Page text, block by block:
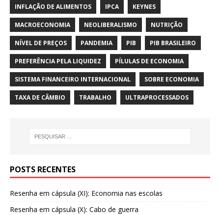
INFLAÇÃO DE ALIMENTOS IPCA KEYNES
MACROECONOMIA NEOLIBERALISMO NUTRIÇÃO
NÍVEL DE PREÇOS PANDEMIA PIB PIB BRASILEIRO
PREFERÊNCIA PELA LIQUIDEZ PÍLULAS DE ECONOMIA
SISTEMA FINANCEIRO INTERNACIONAL SOBRE ECONOMIA
TAXA DE CÂMBIO TRABALHO ULTRAPROCESSADOS
POSTS RECENTES
Resenha em cápsula (XI): Economia nas escolas
Resenha em cápsula (X): Cabo de guerra